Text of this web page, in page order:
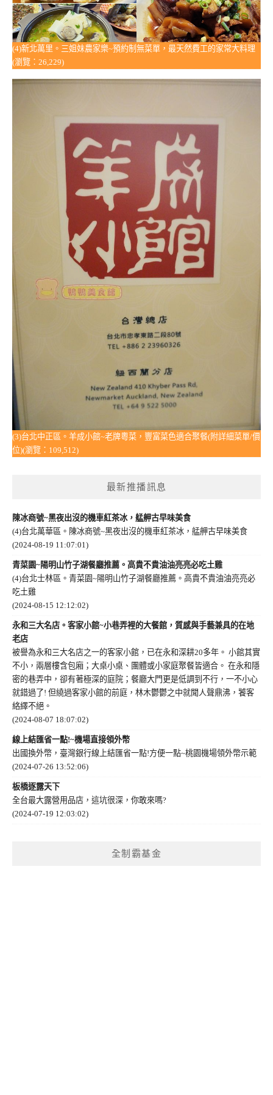
(4)新北萬里。三姐妹農家樂~預約制無菜單，最天然費工的家常大料理
(瀏覽：26,229)
(3)台北中正區。羊成小館~老牌粵菜，豐富菜色適合聚餐(附詳細菜單/價
位)(瀏覽：109,512)
最新推播訊息
陳冰商號~黑夜出沒的機車紅茶冰，艋舺古早味美食
(4)台北萬華區。陳冰商號~黑夜出沒的機車紅茶冰，艋舺古早味美食
(2024-08-19 11:07:01)
青菜園~陽明山竹子湖餐廳推薦。高貴不貴油油亮亮必吃土雞
(4)台北士林區。青菜園~陽明山竹子湖餐廳推薦。高貴不貴油油亮亮必
吃土雞
(2024-08-15 12:12:02)
永和三大名店。客家小館~小巷弄裡的大餐館，質感與手藝兼具的在地
老店
被譽為永和三大名店之一的客家小館，已在永和深耕20多年。 小館其實
不小，兩層樓含包廂；大桌小桌、團體或小家庭聚餐皆適合。 在永和隱
密的巷弄中，卻有著極深的庭院；餐廳大門更是低調到不行，一不小心
就錯過了! 但繞過客家小館的前庭，林木鬱鬱之中就聞人聲鼎沸，饕客
絡繹不絕。
(2024-08-07 18:07:02)
線上結匯省一點!~機場直接領外幣
出國換外幣，臺灣銀行線上結匯省一點!方便一點~桃園機場領外幣示範
(2024-07-26 13:52:06)
板橋逐露天下
全台最大露營用品店，這坑很深，你敢來嗎?
(2024-07-19 12:03:02)
全制霸基金